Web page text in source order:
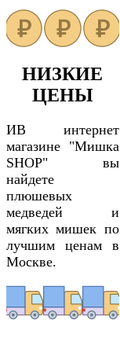
НИЗКИЕ
ЦЕНЫ
ИВ интернет
магазине "Мишка
SHOP" вы
найдете
плюшевых
медведей и
мягких мишек по
лучшим ценам в
Москве.